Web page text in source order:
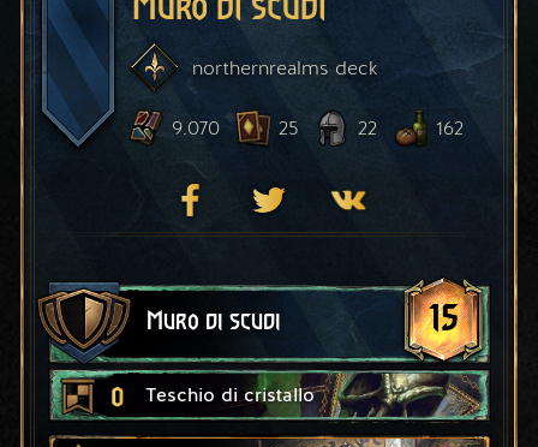
Muro di scudi
northernrealmsdeck
9.070 25 22 162
Muro di scudi 15
0 Teschio di cristallo